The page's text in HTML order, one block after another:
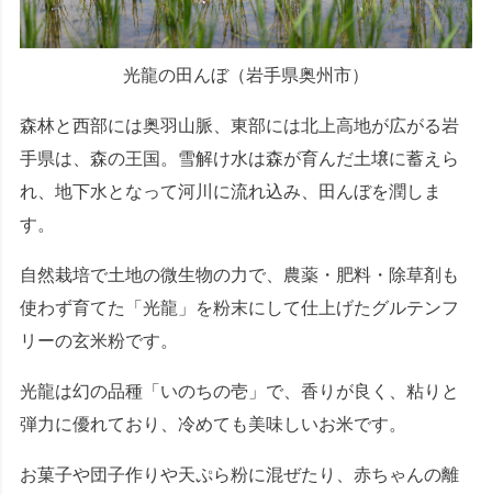
光龍の田んぼ（岩手県奥州市）
森林と西部には奥羽山脈、東部には北上高地が広がる岩
手県は、森の王国。雪解け水は森が育んだ土壌に蓄えら
れ、地下水となって河川に流れ込み、田んぼを潤しま
す。
自然栽培で土地の微生物の力で、農薬・肥料・除草剤も
使わず育てた「光龍」を粉末にして仕上げたグルテンフ
リーの玄米粉です。
光龍は幻の品種「いのちの壱」で、香りが良く、粘りと
弾力に優れており、冷めても美味しいお米です。
お菓子や団子作りや天ぷら粉に混ぜたり、赤ちゃんの離